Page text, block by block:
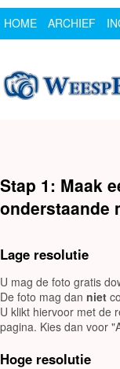
HOME ARCHIEF
Stap 1: Maak
onderstaande
Lage resolutie
U mag de foto gratis
De foto mag dan niet
U klikt hiervoor met de
pagina. Kies dan voor
Hoge resolutie